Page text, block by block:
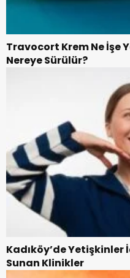
Travocort Krem Ne İşe
Nereye Sürülür?
Kadıköy’de
Sunan Klinikler